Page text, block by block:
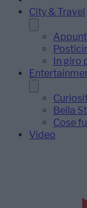
City & Travel
In giro
Bella
Cose
Video